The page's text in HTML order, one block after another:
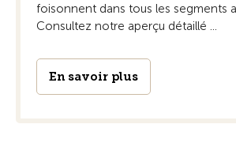
foisonnent dans tous les segments
Consultez notre aperçu détaillé ...
En savoir plus